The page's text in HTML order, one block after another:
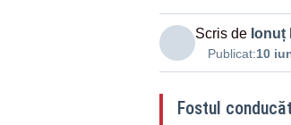
Scris de Ionuț
Publicat:10
Fostul